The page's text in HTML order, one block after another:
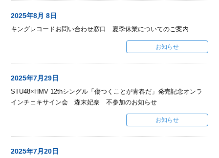
2025年8月 8日
キングレコードお問い合わせ窓口 夏季休業についてのご案内
お知らせ
2025年7月29日
STU48×HMV 12thシングル「傷つくことが青春だ」発売記念オンラ
インチェキサイン会 森末妃奈 不参加のお知らせ
お知らせ
2025年7月20日